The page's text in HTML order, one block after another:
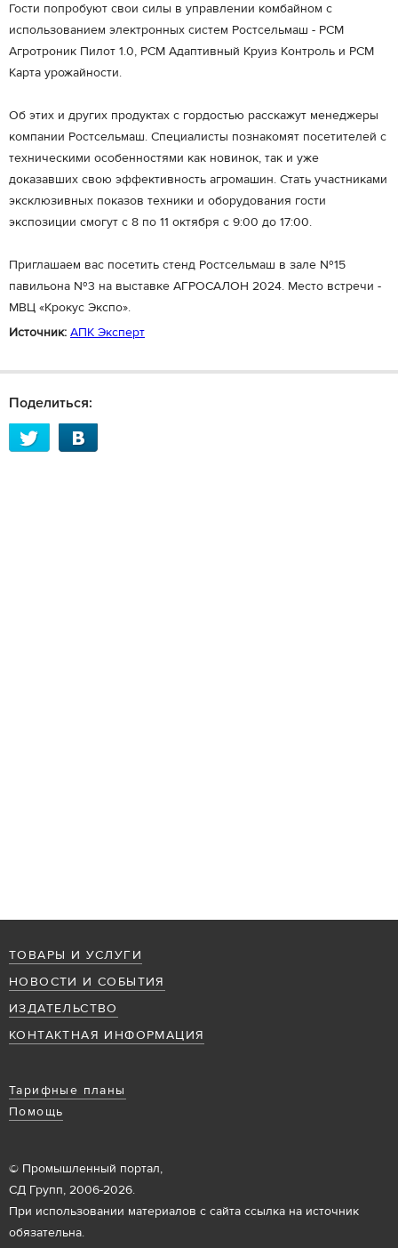
Гости попробуют свои силы в управлении комбайном с
использованием электронных систем Ростсельмаш - РСМ
Агротроник Пилот 1.0, РСМ Адаптивный Круиз Контроль и РСМ
Карта урожайности.
Об этих и других продуктах с гордостью расскажут менеджеры
компании Ростсельмаш. Специалисты познакомят посетителей с
техническими особенностями как новинок, так и уже
доказавших свою эффективность агромашин. Стать участниками
эксклюзивных показов техники и оборудования гости
экспозиции смогут с 8 по 11 октября с 9:00 до 17:00.
Приглашаем вас посетить стенд Ростсельмаш в зале №15
павильона №3 на выставке АГРОСАЛОН 2024. Место встречи -
МВЦ «Крокус Экспо».
Источник: АПК Эксперт
Поделиться:
ТОВАРЫ И УСЛУГИ
НОВОСТИ И СОБЫТИЯ
ИЗДАТЕЛЬСТВО
КОНТАКТНАЯ ИНФОРМАЦИЯ
Тарифные планы
Помощь
© Промышленный портал,
СД Групп, 2006-2026.
При использовании материалов с сайта ссылка на источник
обязательна.